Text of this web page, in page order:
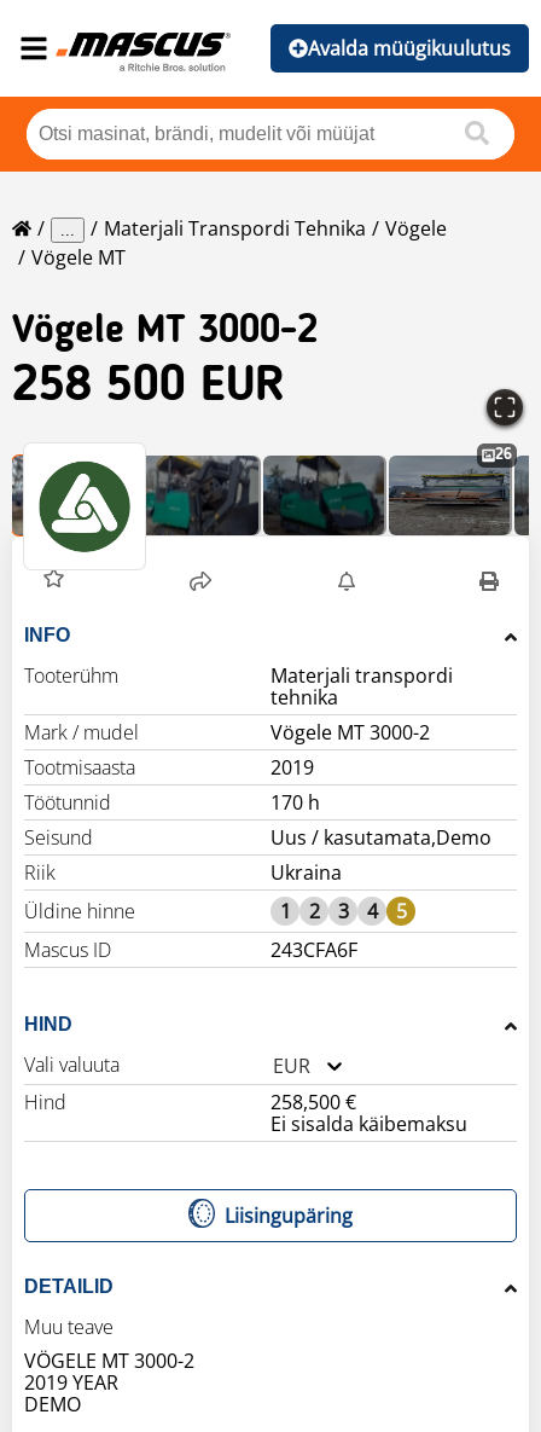
Avalda müügikuulutus
... Materjali Transpordi Tehnika
Vögele
Vögele MT
Vögele MT 3000-2
258 500 EUR
26
INFO
Tooterühm
Materjali transpordi
tehnika
Mark / mudel
Vögele MT 3000-2
Tootmisaasta
2019
Töötunnid
170 h
Seisund
Uus / kasutamata,Demo
Riik
Ukraina
Üldine hinne
1 2 3 4
5
Mascus ID
243CFA6F
HIND
Vali valuuta
EUR
Hind
258,500 €
Ei sisalda käibemaksu
Liisingupäring
DETAILID
Muu teave
VÖGELE MT 3000-2
2019 YEAR
DEMO